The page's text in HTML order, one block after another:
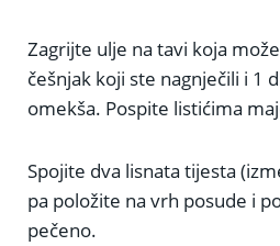
Zagrijte ulje na tavi koja
češnjak koji ste nagnječili i 1
omekša. Pospite listićima
Spojite dva lisnata tijesta
pa položite na vrh posude i
pečeno.